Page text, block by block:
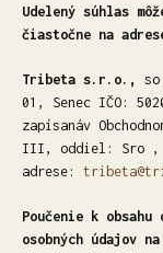
Udelený súhlas
čiastočne na
Tribeta s.r.o.,
01, Senec IČO:
zapísanáv
III, oddiel: Sro ,
adrese:
Poučenie k
osobných údajov